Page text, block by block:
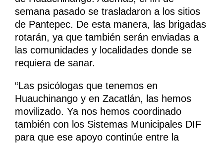
semana pasado se trasladaron a los sitios
de Pantepec. De esta manera, las brigadas
rotarán, ya que también serán enviadas a
las comunidades y localidades donde se
requiera de sanar.
“Las psicólogas que tenemos en
Huauchinango y en Zacatlán, las hemos
movilizado. Ya nos hemos coordinado
también con los Sistemas Municipales DIF
para que ese apoyo continúe entre la